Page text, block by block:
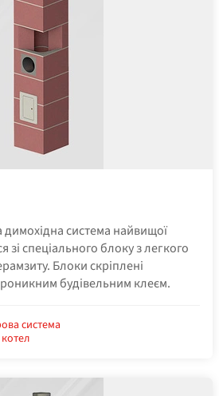
система найвищої
зі спеціального блоку з легкого
Блоки скріплені
будівельним клеєм.
система